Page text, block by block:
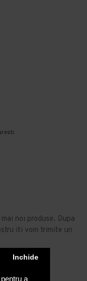
a
Inchide
noi produse. Dupa
iti vom trimite un
Abonare